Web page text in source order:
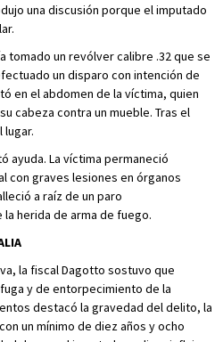
una discusión porque el imputado
tomado un revólver calibre .32 que se
un disparo con intención de
en el abdomen de la víctima, quien
cabeza contra un mueble. Tras el
lugar.
ayuda. La víctima permaneció
con graves lesiones en órganos
a raíz de un paro
herida de arma de fuego.
la fiscal Dagotto sostuvo que
y de entorpecimiento de la
destacó la gravedad del delito, la
un mínimo de diez años y ocho